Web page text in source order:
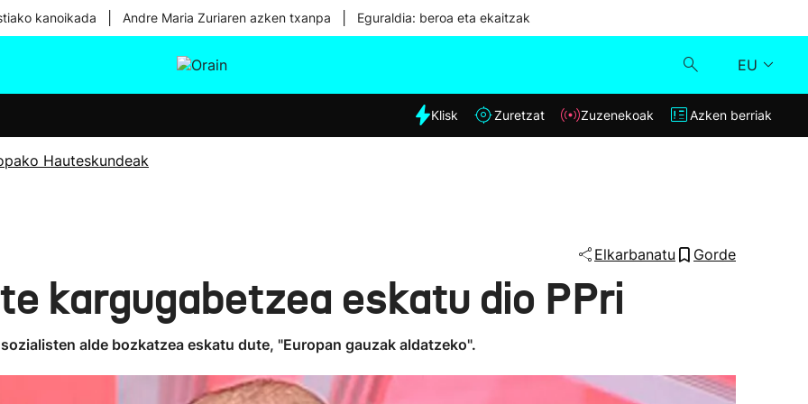
kanoikada Andre Maria Zuriaren azken txanpa Eguraldia: beroa eta ekaitzak
EU
Eguraldia
Klisk
Klisk Zuretzat Zuzenekoak Azken berriak
Hauteskundeak
Elkarbanatu Gorde
kargugabetzea eskatu dio PPri
alde bozkatzea eskatu dute, "Europan gauzak aldatzeko".